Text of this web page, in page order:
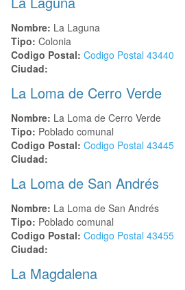
Nombre: La Laguna
Tipo: Colonia
Codigo Postal: Codigo Postal 43440
Ciudad:
La Loma de Cerro Verde
Nombre: La Loma de Cerro Verde
Tipo: Poblado comunal
Codigo Postal: Codigo Postal 43445
Ciudad:
La Loma de San Andrés
Nombre: La Loma de San Andrés
Tipo: Poblado comunal
Codigo Postal: Codigo Postal 43455
Ciudad:
La Magdalena